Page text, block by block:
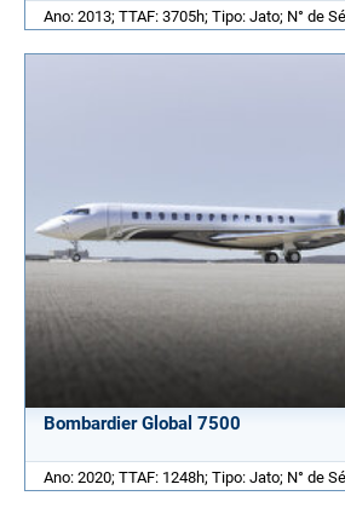
Ano: 2013; TTAF: 3705h; Tipo: Jato; N° de
Bombardier Global 7500
Ano: 2020; TTAF: 1248h; Tipo: Jato; N° de